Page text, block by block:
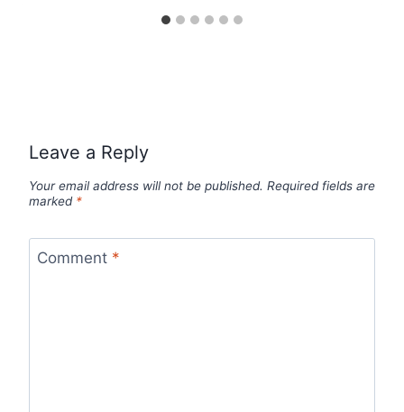
Leave a Reply
Your email address will not be published. Required fields are
marked *
Comment *